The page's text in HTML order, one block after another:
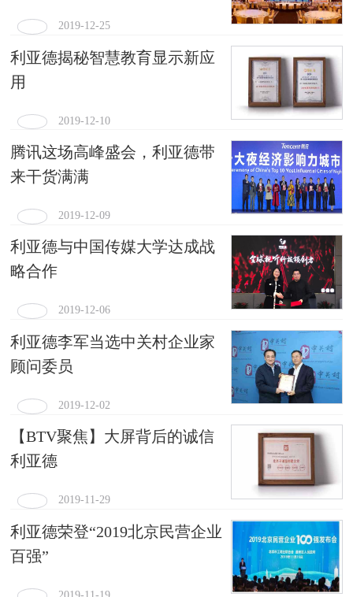
2019-12-25
利亚德揭秘智慧教育显示新应
用
2019-12-10
腾讯这场高峰盛会，利亚德带
来干货满满
2019-12-09
利亚德与中国传媒大学达成战
略合作
2019-12-06
利亚德李军当选中关村企业家
顾问委员
2019-12-02
【BTV聚焦】大屏背后的诚信
利亚德
2019-11-29
利亚德荣登“2019北京民营企业
百强”